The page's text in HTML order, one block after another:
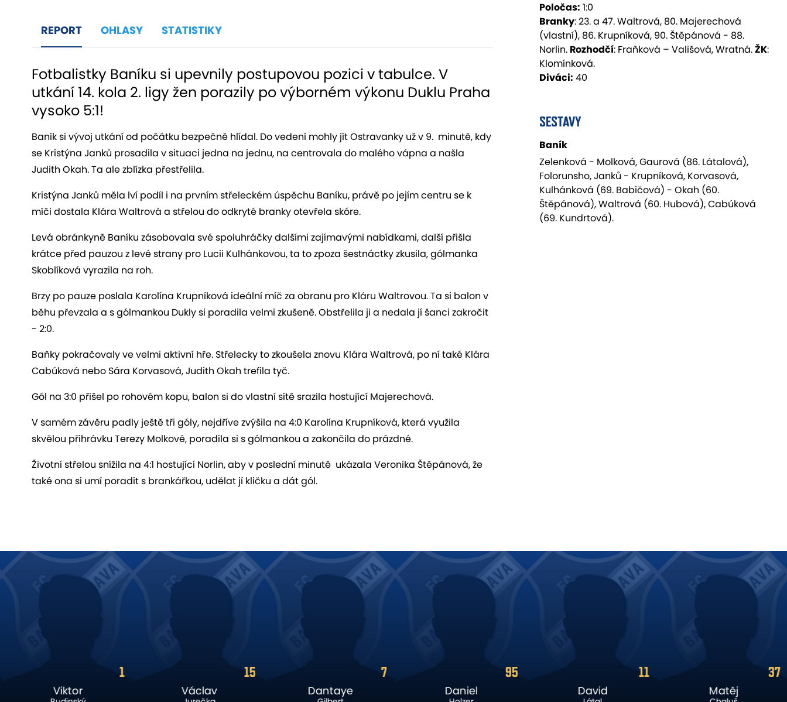
REPORT OHLASY STATISTIKY
Fotbalistky Baníku si upevnily postupovou pozici v tabulce. V
utkání 14. kola 2. ligy žen porazily po výborném výkonu Duklu Praha
vysoko 5:1!
Baník si vývoj utkání od počátku bezpečně hlídal. Do vedení mohly jít Ostravanky už v 9. minutě, kdy
se Kristýna Janků prosadila v situaci jedna na jednu, na centrovala do malého vápna a našla
Judith Okah. Ta ale zblízka přestřelila.
Kristýna Janků měla lví podíl i na prvním střeleckém úspěchu Baníku, právě po jejím centru se k
míči dostala Klára Waltrová a střelou do odkryté branky otevřela skóre.
Levá obránkyně Baníku zásobovala své spoluhráčky dalšími zajímavými nabídkami, další přišla
krátce před pauzou z levé strany pro Lucii Kulhánkovou, ta to zpoza šestnáctky zkusila, gólmanka
Skoblíková vyrazila na roh.
Brzy po pauze poslala Karolína Krupníková ideální míč za obranu pro Kláru Waltrovou. Ta si balon v
běhu převzala a s gólmankou Dukly si poradila velmi zkušeně. Obstřelila ji a nedala jí šanci zakročit
- 2:0.
Baňky pokračovaly ve velmi aktivní hře. Střelecky to zkoušela znovu Klára Waltrová, po ní také Klára
Cabúková nebo Sára Korvasová, Judith Okah trefila tyč.
Gól na 3:0 přišel po rohovém kopu, balon si do vlastní sítě srazila hostující Majerechová.
V samém závěru padly ještě tři góly, nejdříve zvýšila na 4:0 Karolína Krupníková, která využila
skvělou přihrávku Terezy Molkové, poradila si s gólmankou a zakončila do prázdné.
Životní střelou snížila na 4:1 hostující Norlin, aby v poslední minutě ukázala Veronika Štěpánová, že
také ona si umí poradit s brankářkou, udělat jí kličku a dát gól.
Poločas: 1:0
Branky: 23. a 47. Waltrová, 80. Majerechová
(vlastní), 86. Krupníková, 90. Štěpánová - 88.
Norlin. Rozhodčí: Fraňková – Vališová, Wratná.ŽK:
Klomínková.
Diváci: 40
SESTAVY
Baník
Zelenková - Molková, Gaurová (86. Látalová),
Folorunsho, Janků - Krupníková, Korvasová,
Kulhánková (69. Babičová) - Okah (60.
Štěpánová), Waltrová (60. Hubová), Cabúková
(69. Kundrtová).
1
Viktor
15
Václav
7
Dantaye
95
Daniel
11
David
37
Matěj